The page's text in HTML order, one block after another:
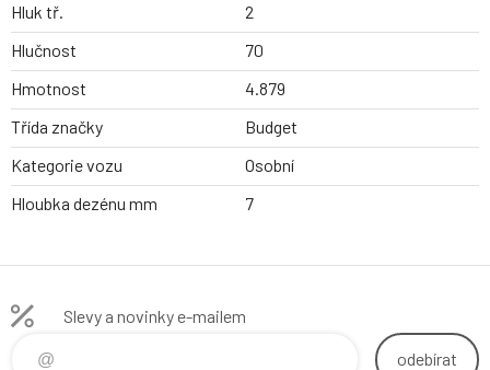
Hluk tř.
2
Hlučnost
70
Hmotnost
4.879
Třída značky
Budget
Kategorie vozu
Osobní
Hloubka dezénu mm
7
Slevy a novinky e-mailem
odebírat